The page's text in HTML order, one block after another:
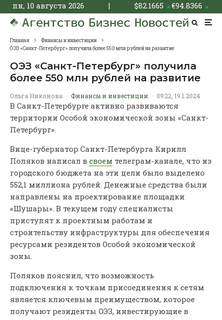
пн, 10 августа 2026 | $82.1665 ▲€94.8366 ▲
Главная
Финансы и инвестиции
ОЭЗ «Санкт-Петербург» получила более 550 млн рублей на развитие
ОЭЗ «Санкт-Петербург» получила
более 550 млн рублей на развитие
Ольга Никонова · Финансы и инвестиции · 09:22, 19.1.2024
В Санкт-Петербурге активно развиваются
территории Особой экономической зоны «Санкт-
Петербург».
Вице-губернатор Санкт-Петербурга Кирилл
Поляков написал в своем телеграм-канале, что из
городского бюджета на эти цели было выделено
552,1 миллиона рублей. Денежные средства были
направлены на проектирование площадки
«Шушары». В текущем году специалисты
приступят к проектным работам и
строительству инфраструктуры для обеспечения
ресурсами резидентов Особой экономической
зоны.
Поляков пояснил, что возможность
подключения к точкам присоединения к сетям
является ключевым преимуществом, которое
получают резиденты ОЭЗ, инвестирующие в